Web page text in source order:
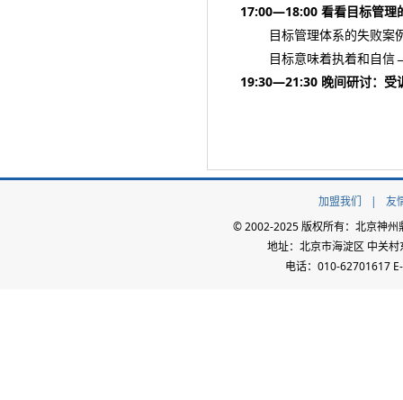
17:00—18:00 看看目标管理
目标管理体系的失败案
目标意味着执着和自信→
19:30—21:30 晚间研讨：受
加盟我们 |
友
© 2002-2025 版权所有：北京神
地址：北京市海淀区 中关
电话：010-62701617